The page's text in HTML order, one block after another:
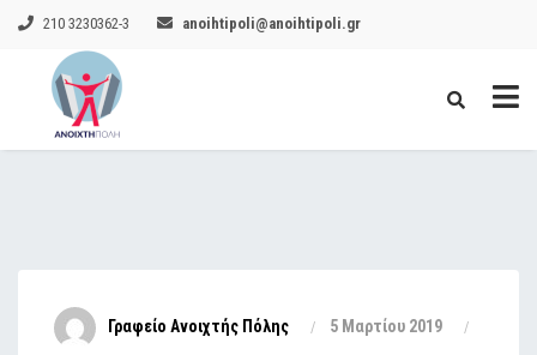
210 3230362-3 anoihtipoli@anoihtipoli.gr
Γραφείο Ανοιχτής Πόλης 5 Μαρτίου 2019